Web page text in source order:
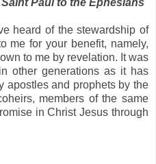
Paul to the Ephesians
heard of the stewardship of
me for your benefit, namely,
to me by revelation. It was
other generations as it has
apostles and prophets by the
members of the same
in Christ Jesus through